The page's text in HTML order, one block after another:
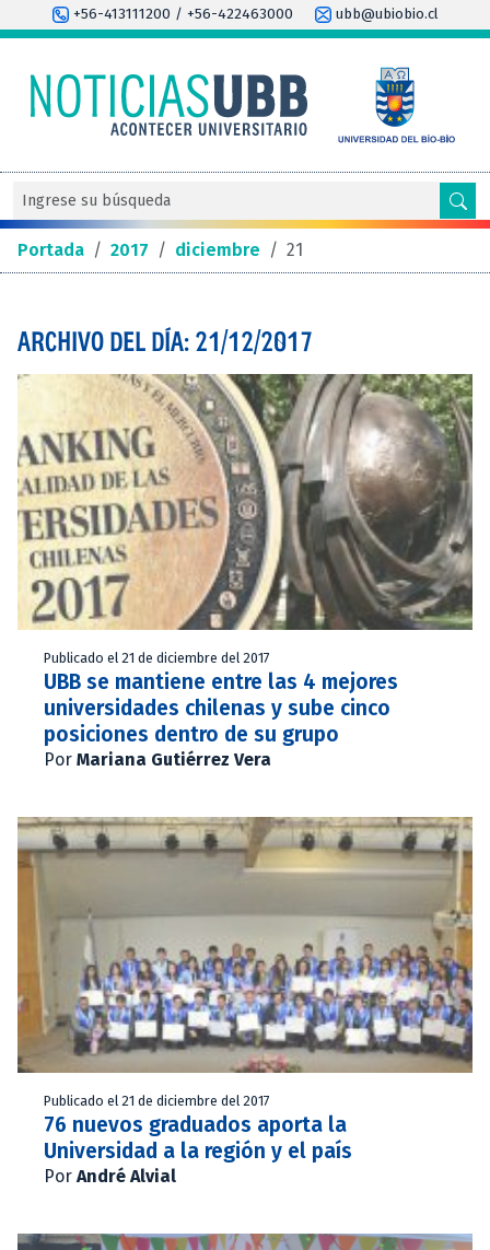
+56-413111200 / +56-422463000 ubb@ubiobio.cl
Portada / 2017 / diciembre / 21
ARCHIVO DEL DÍA: 21/12/2017
Publicado el 21 de diciembre del 2017
UBB se mantiene entre las 4 mejores
universidades chilenas y sube cinco
posiciones dentro de su grupo
Por Mariana Gutiérrez Vera
Publicado el 21 de diciembre del 2017
76 nuevos graduados aporta la
Universidad a la región y el país
Por André Alvial